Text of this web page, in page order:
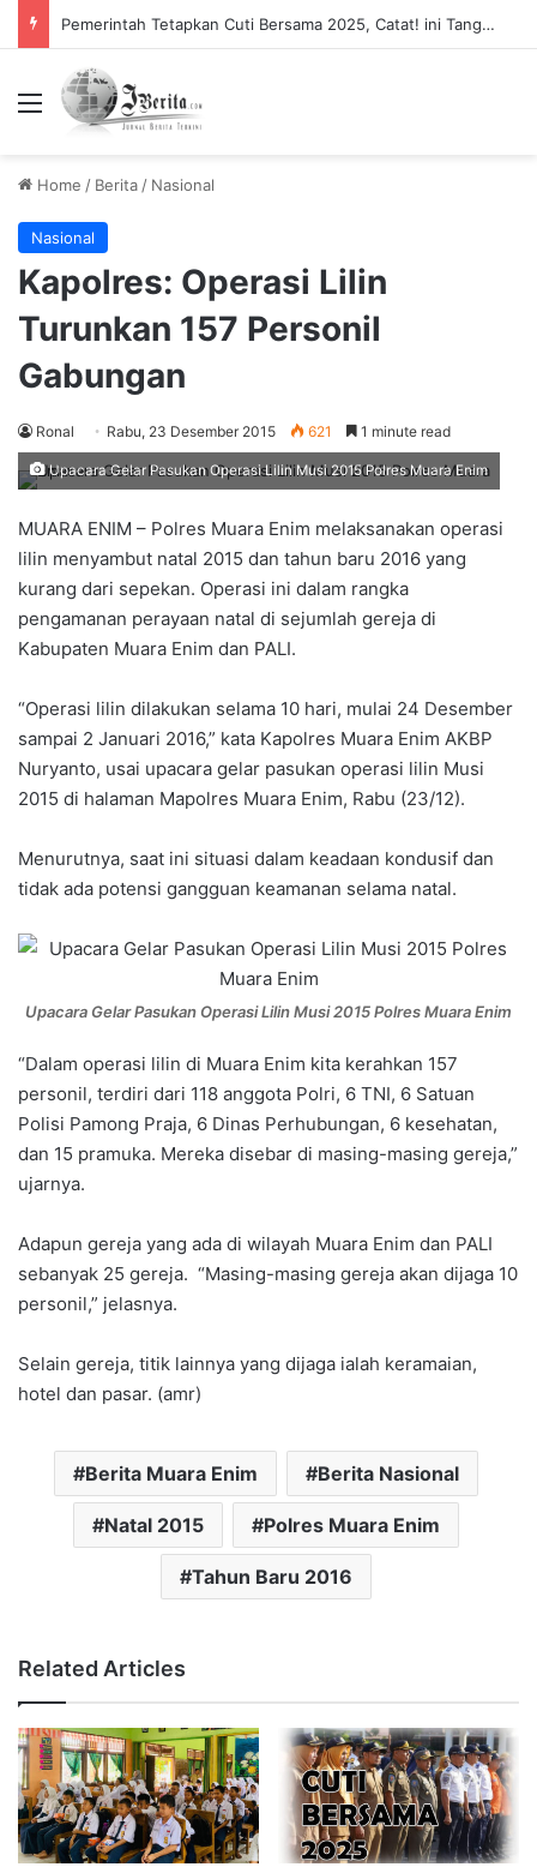
Pemerintah Tetapkan Cuti Bersama 2025, Catat! ini Tanggalnya
Menu
Home / Berita / Nasional
Nasional
Kapolres: Operasi Lilin
Turunkan 157 Personil
Gabungan
Ronal Rabu, 23 Desember 2015 621 1 minute read
Upacara Gelar Pasukan Operasi Lilin Musi 2015 Polres Muara Enim
MUARA ENIM – Polres Muara Enim melaksanakan operasi
lilin menyambut natal 2015 dan tahun baru 2016 yang
kurang dari sepekan. Operasi ini dalam rangka
pengamanan perayaan natal di sejumlah gereja di
Kabupaten Muara Enim dan PALI.
“Operasi lilin dilakukan selama 10 hari, mulai 24 Desember
sampai 2 Januari 2016,” kata Kapolres Muara Enim AKBP
Nuryanto, usai upacara gelar pasukan operasi lilin Musi
2015 di halaman Mapolres Muara Enim, Rabu (23/12).
Menurutnya, saat ini situasi dalam keadaan kondusif dan
tidak ada potensi gangguan keamanan selama natal.
Upacara Gelar Pasukan Operasi Lilin Musi 2015 Polres Muara Enim
“Dalam operasi lilin di Muara Enim kita kerahkan 157
personil, terdiri dari 118 anggota Polri, 6 TNI, 6 Satuan
Polisi Pamong Praja, 6 Dinas Perhubungan, 6 kesehatan,
dan 15 pramuka. Mereka disebar di masing-masing gereja,”
ujarnya.
Adapun gereja yang ada di wilayah Muara Enim dan PALI
sebanyak 25 gereja. “Masing-masing gereja akan dijaga 10
personil,” jelasnya.
Selain gereja, titik lainnya yang dijaga ialah keramaian,
hotel dan pasar. (amr)
Berita Muara Enim Berita Nasional
Natal 2015 Polres Muara Enim
Tahun Baru 2016
Related Articles